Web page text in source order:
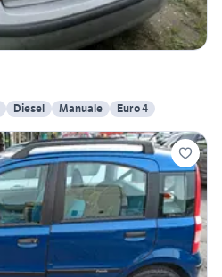
Diesel Manuale Euro 4